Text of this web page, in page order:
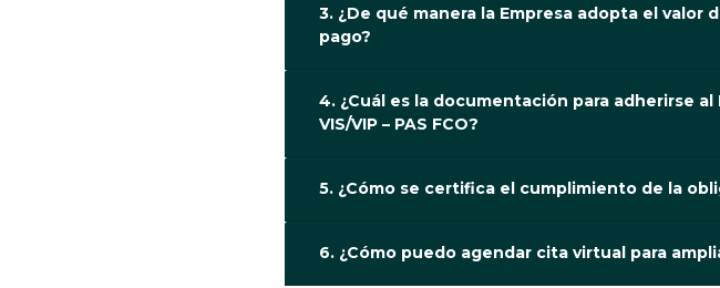
3. ¿De qué manera la Empresa adopta el
pago?
4. ¿Cuál es la documentación para adherirse
VIS/VIP – PAS FCO?
5. ¿Cómo se certifica el cumplimiento de la
6. ¿Cómo puedo agendar cita virtual para